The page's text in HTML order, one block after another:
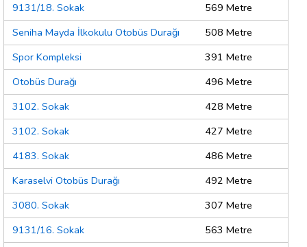
9131/18. Sokak
569 Metre
Seniha Mayda İlkokulu Otobüs Durağı
508 Metre
Spor Kompleksi
391 Metre
Otobüs Durağı
496 Metre
3102. Sokak
428 Metre
3102. Sokak
427 Metre
4183. Sokak
486 Metre
Karaselvi Otobüs Durağı
492 Metre
3080. Sokak
307 Metre
9131/16. Sokak
563 Metre